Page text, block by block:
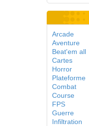
Arcade
Aventure
Beat'em all
Cartes
Horror
Plateforme
Combat
Course
FPS
Guerre
Infiltration